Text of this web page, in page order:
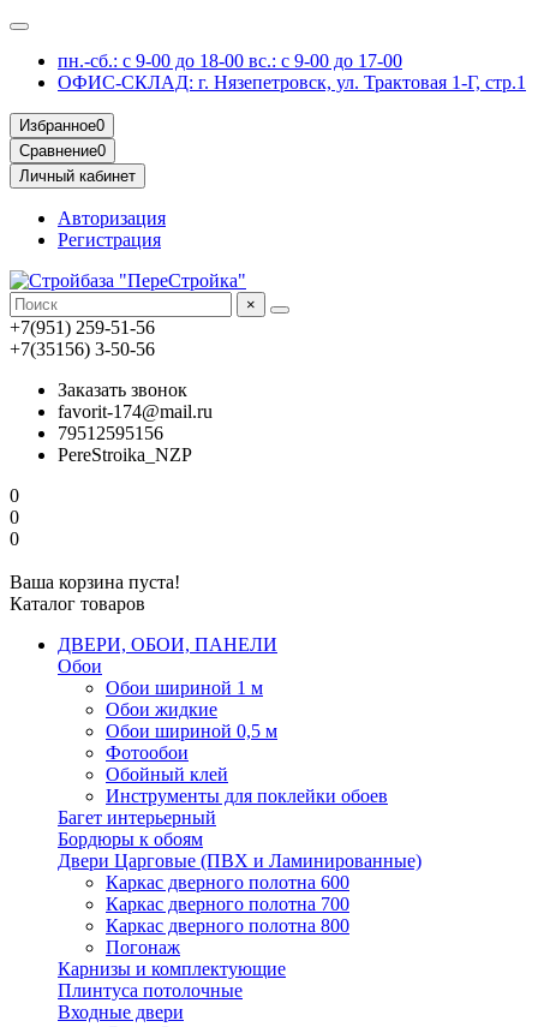
пн.-сб.: с 9-00 до 18-00 вс.: с 9-00 до 17-00
ОФИС-СКЛАД: г. Нязепетровск, ул. Трактовая 1-Г, стр.1
Избранное0
Сравнение0
Личный кабинет
Авторизация
Регистрация
×
+7(951) 259-51-56
+7(35156) 3-50-56
Заказать звонок
favorit-174@mail.ru
79512595156
PereStroika_NZP
0
0
0
Ваша корзина пуста!
Каталог товаров
ДВЕРИ, ОБОИ, ПАНЕЛИ
Обои
Обои шириной 1 м
Обои жидкие
Обои шириной 0,5 м
Фотообои
Обойный клей
Инструменты для поклейки обоев
Багет интерьерный
Бордюры к обоям
Двери Царговые (ПВХ и Ламинированные)
Каркас дверного полотна 600
Каркас дверного полотна 700
Каркас дверного полотна 800
Погонаж
Карнизы и комплектующие
Плинтуса потолочные
Входные двери